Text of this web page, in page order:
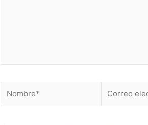
electrónico*